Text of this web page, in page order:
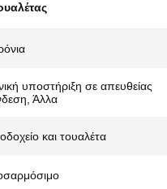
υποστήριξη σε απευθείας
Άλλα
και τουαλέτα